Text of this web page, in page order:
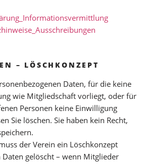
– LÖSCHKONZEPT
Daten, für die keine
wie Mitgliedschaft vorliegt, oder für
Personen keine Einwilligung
Sie löschen. Sie haben kein Recht,
der Verein ein Löschkonzept
gelöscht – wenn Mitglieder